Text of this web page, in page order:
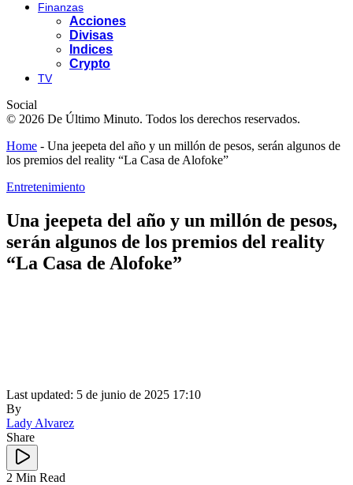
Finanzas
Acciones
Divisas
Indices
Crypto
TV
Social
© 2026 De Último Minuto. Todos los derechos reservados.
Home - Una jeepeta del año y un millón de pesos, serán algunos de
los premios del reality “La Casa de Alofoke”
Entretenimiento
Una jeepeta del año y un millón de pesos,
serán algunos de los premios del reality
“La Casa de Alofoke”
Last updated: 5 de junio de 2025 17:10
By
Lady Alvarez
Share
2 Min Read